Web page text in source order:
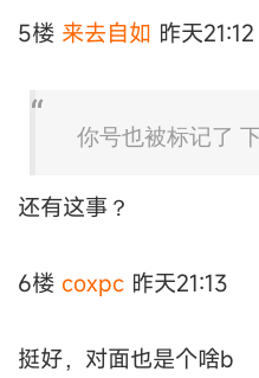
5楼 来去自如 昨天21:12
你号也被标记了
还有这事？
6楼 coxpc 昨天21:13
挺好，对面也是个啥b